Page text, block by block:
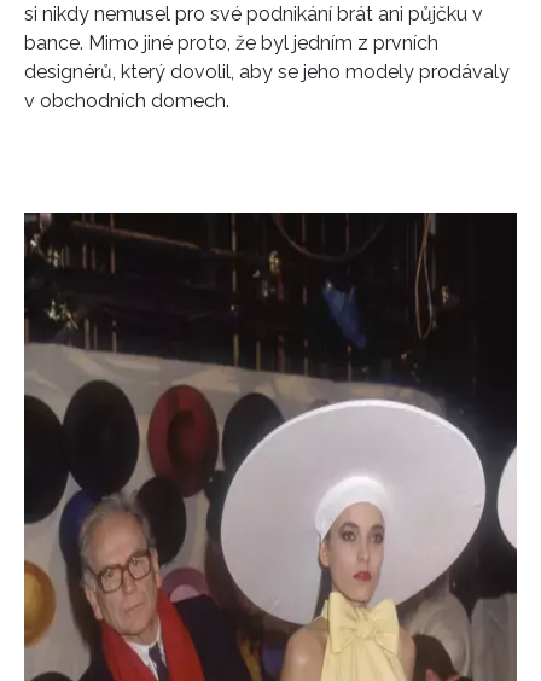
si nikdy nemusel pro své podnikání brát ani půjčku v
bance. Mimo jiné proto, že byl jedním z prvních
designérů, který dovolil, aby se jeho modely prodávaly
v obchodních domech.